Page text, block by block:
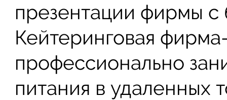
презентации фирмы с
Кейтеринговая
профессионально
питания в удаленных